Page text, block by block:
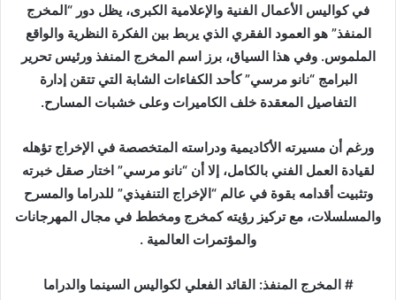
ل
ك
ر
و
ن
في كواليس الأعمال الفنية والإعلامية الكبرى، يظل دور “المخرج
المنفذ” هو العمود الفقري الذي يربط بين الفكرة النظرية والواقع
الملموس. وفي هذا السياق، برز اسم المخرج المنفذ ورئيس تحرير
البرامج “نانو مرسي” كأحد الكفاءات الشابة التي تتقن إدارة
التفاصيل المعقدة خلف الكاميرات وعلى خشبات المسارح.
ورغم أن مسيرته الأكاديمية ودراسته المتخصصة في الإخراج تؤهله
لقيادة العمل الفني بالكامل، إلا أن “نانو مرسي” اختار صقل خبرته
وتثبيت أقدامه بقوة في عالم “الإخراج التنفيذي” للدراما والمسرح
والمسلسلات، مع تركيز رؤيته كمخرج ومخطط في مجال المهرجانات
والمؤتمرات العالمية .
# المخرج المنفذ: القائد الفعلي لكواليس السينما والدراما